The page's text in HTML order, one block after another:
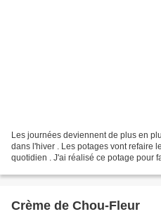
Les journées deviennent de plus en
dans l'hiver . Les potages vont refaire
quotidien . J'ai réalisé ce potage pour
Crème de Chou-Fleur